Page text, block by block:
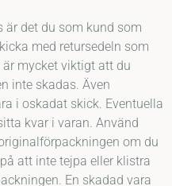
är det du som kund som
med retursedeln som
mycket viktigt att du
inte skadas. Även
i oskadat skick. Eventuella
kvar i varan. Använd
om du
att inte tejpa eller klistra
En skadad vara